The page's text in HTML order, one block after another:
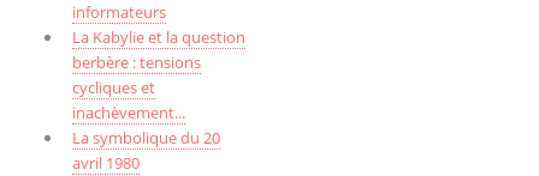
informateurs
La Kabylie et la question
berbère : tensions
cycliques et
inachèvement...
La symbolique du 20
avril 1980